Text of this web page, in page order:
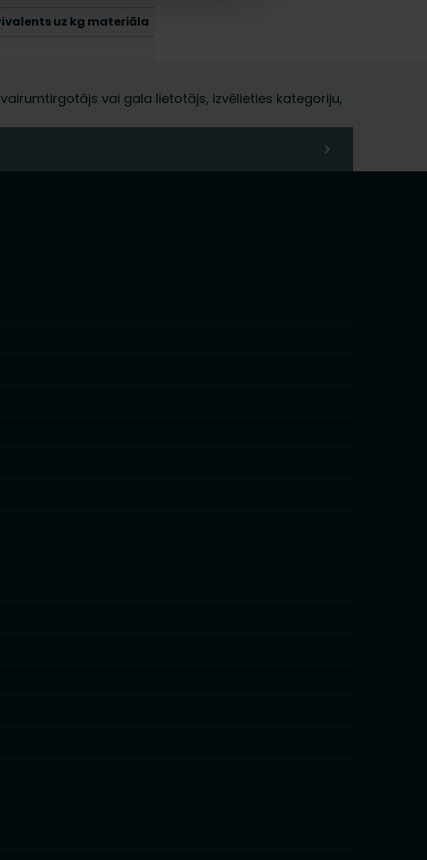
uz kg materiāla
vai gala lietotājs, izvēlieties kategoriju,